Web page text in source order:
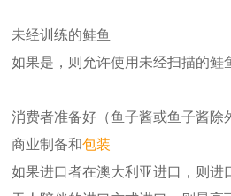
未经训练的鲑鱼
如果是，则允许使用未经扫描的鲑
消费者准备好（鱼子酱或鱼子酱除
商业制备和包装
如果进口者在澳大利亚进口，则进